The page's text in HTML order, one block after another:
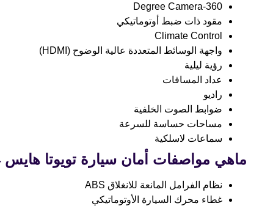
360-Degree Camera
مقود ذات ضبط أوتوماتيكي
Climate Control
واجهة الوسائط المتعددة عالية الوضوح (HDMI)
رؤية ليلية
عداد المسافات
راديو
ضوابط الصوت الخلفية
مساحات حساسة للسرعة
سماعات لاسلكية
ماهي مواصفات أمان سيارة تويوتا هايس 2024
نظام الفرامل المانعة للانغلاق ABS
غطاء محرك السيارة الأوتوماتيكي